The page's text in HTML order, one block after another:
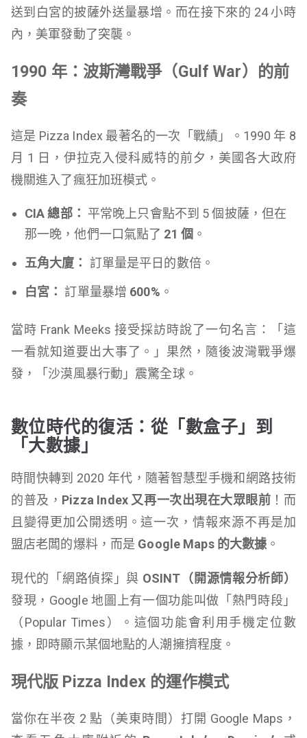
送到白宮的披薩外送量暴增。而在接下來的 24 小時
內，美軍發動了突襲。
1990 年：波斯灣戰爭（Gulf War）的前
奏
這是 Pizza Index 最著名的一次「戰績」。1990 年 8
月 1 日，伊拉克入侵科威特的前夕，美國各大政府
機關進入了瘋狂加班模式。
CIA 總部： 平常晚上只會點不到 5 個披薩，但在
那一晚，他們一口氣點了 21 個 。
五角大廈： 訂單量是平日的數倍。
白宮： 訂單量暴增 600% 。
當時 Frank Meeks 接受採訪時說了一句名言：「這
一看就知道要出大事了。」果然，隨後波灣戰爭爆
發，「沙漠風暴行動」震驚全球。
數位時代的復活：從「數盒子」到
「大數據」
時間快轉到 2020 年代，隨著智慧型手機和網路技術
的普及， Pizza Index 又再一次出現在大眾眼前 ！而
且變得更加公開透明。這一次，情報來源不再是加
盟店老闆的爆料，而是 Google Maps 的大數據 。
現代的「網路偵探」與 OSINT（開源情報分析師）
發現，Google 地圖上有一個功能叫做「熱門時段」
（Popular Times）。這個功能會利用手機定位數
據，即時顯示某個地點的人潮擁擠程度。
現代版 Pizza Index 的運作模式
當你在半夜 2 點（美東時間）打開 Google Maps，